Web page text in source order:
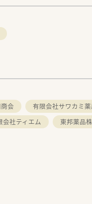
会 有限会社サワカミ
会社ティエム 東邦薬品